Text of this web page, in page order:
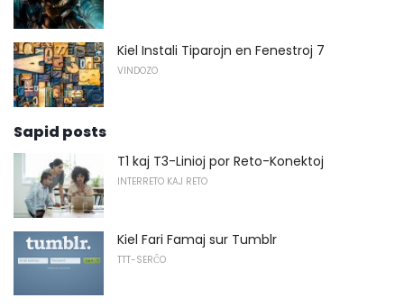
Kiel Instali Tiparojn en Fenestroj 7
VINDOZO
Sapid posts
T1 kaj T3-Linioj por Reto-Konektoj
INTERRETO KAJ RETO
Kiel Fari Famaj sur Tumblr
TTT-SERĈO